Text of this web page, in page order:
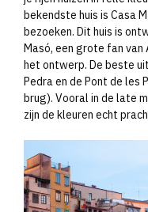
bekendste huis is Casa
bezoeken. Dit huis is
Masó, een grote fan van
het ontwerp. De beste
Pedra en de Pont de
brug). Vooral in de late
zijn de kleuren echt